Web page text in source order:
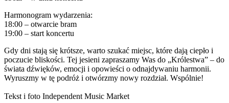
Harmonogram wydarzenia:
18:00 – otwarcie bram
19:00 – start koncertu
Gdy dni stają się krótsze, warto szukać miejsc, które dają ciepło i
poczucie bliskości. Tej jesieni zapraszamy Was do „Królestwa” – do
świata dźwięków, emocji i opowieści o odnajdywaniu harmonii.
Wyruszmy w tę podróż i otwórzmy nowy rozdział. Wspólnie!
Tekst i foto Independent Music Market